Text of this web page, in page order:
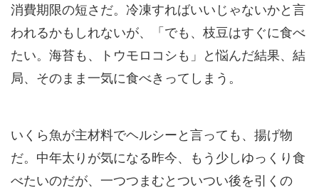
消費期限の短さだ。冷凍すればいいじゃないかと言
われるかもしれないが、「でも、枝豆はすぐに食べ
たい。海苔も、トウモロコシも」と悩んだ結果、結
局、そのまま一気に食べきってしまう。
いくら魚が主材料でヘルシーと言っても、揚げ物
だ。中年太りが気になる昨今、もう少しゆっくり食
べたいのだが、一つつまむとついつい後を引くの